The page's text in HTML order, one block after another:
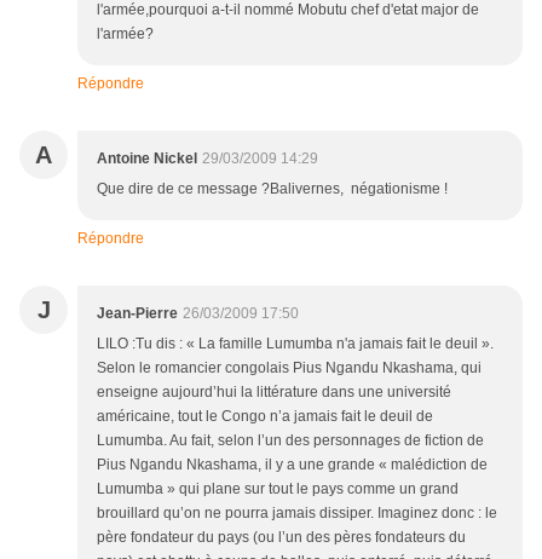
l'armée,pourquoi a-t-il nommé Mobutu chef d'etat major de
l'armée?
Répondre
A Antoine Nickel 29/03/2009 14:29
Que dire de ce message ?Balivernes, négationisme !
Répondre
J Jean-Pierre 26/03/2009 17:50
LILO :Tu dis : « La famille Lumumba n'a jamais fait le deuil ».
Selon le romancier congolais Pius Ngandu Nkashama, qui
enseigne aujourd’hui la littérature dans une université
américaine, tout le Congo n’a jamais fait le deuil de
Lumumba. Au fait, selon l’un des personnages de fiction de
Pius Ngandu Nkashama, il y a une grande « malédiction de
Lumumba » qui plane sur tout le pays comme un grand
brouillard qu’on ne pourra jamais dissiper. Imaginez donc : le
père fondateur du pays (ou l’un des pères fondateurs du